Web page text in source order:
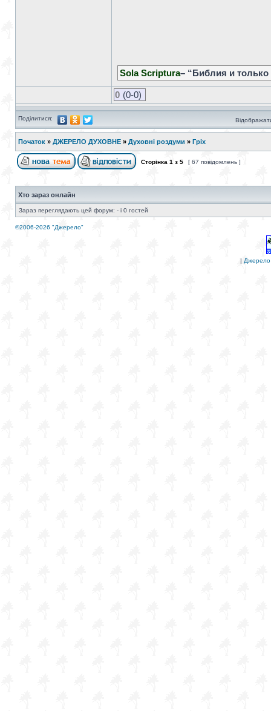
Sola Scriptura– “Библия и
0 (0-0)
Поділитися:
Початок » ДЖЕРЕЛО ДУХОВНЕ » Духовні роздуми » Гріх
Сторінка 1 з 5 [ 67 повідомлень ]
Хто зараз онлайн
Зараз переглядають цей форум: - і 0 гостей
©2006-2026 "Джерело"
| Джерело